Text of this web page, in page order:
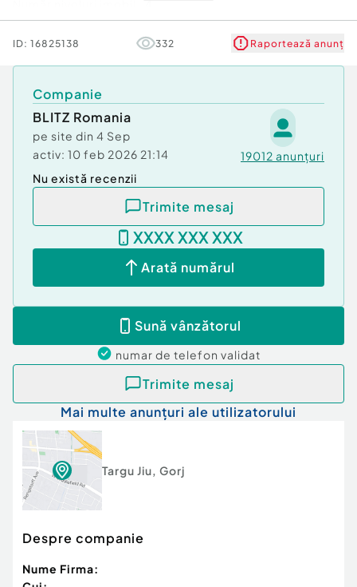
Stare Bună
ID: 16825138 332 Raportează anunț
Companie
BLITZ Romania
pe site din 4 Sep
activ: 10 feb 2026 21:14 19012 anunțuri
Nu există recenzii
Trimite mesaj
XXXX XXX XXX
Arată numărul
Sună vânzătorul
numar de telefon validat
Trimite mesaj
Mai multe anunțuri ale utilizatorului
Targu Jiu, Gorj
Despre companie
Nume Firma: